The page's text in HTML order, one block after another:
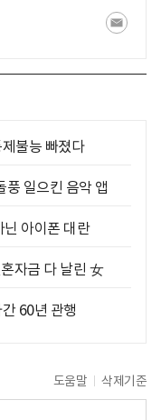
불능 빠졌다
일으킨 음악 앱
아이폰 대란
자금 다 날린 女
60년 관행
도움말 삭제기준